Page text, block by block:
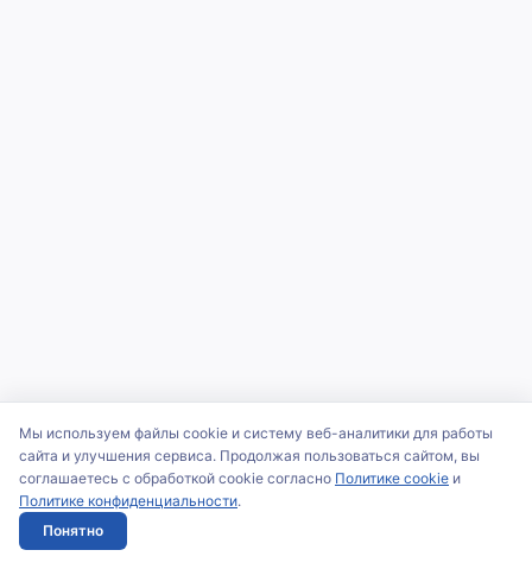
Мы используем файлы cookie и систему веб-аналитики для работы
сайта и улучшения сервиса. Продолжая пользоваться сайтом, вы
соглашаетесь с обработкой cookie согласно Политике cookie и
Политике конфиденциальности.
Понятно